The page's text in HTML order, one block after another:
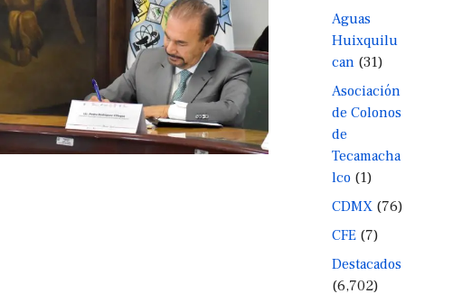
Aguas
Huixquilu
can (31)
Asociación
de Colonos
de
Tecamacha
lco (1)
CDMX (76)
CFE (7)
Destacados
(6,702)